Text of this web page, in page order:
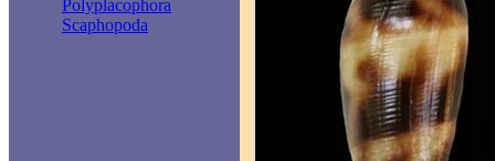
Polyplacophora
Scaphopoda